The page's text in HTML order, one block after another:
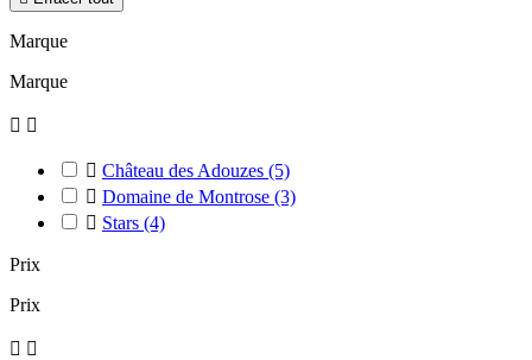
Marque
Marque
 
 Château des Adouzes (5)
 Domaine de Montrose (3)
 Stars (4)
Prix
Prix
 